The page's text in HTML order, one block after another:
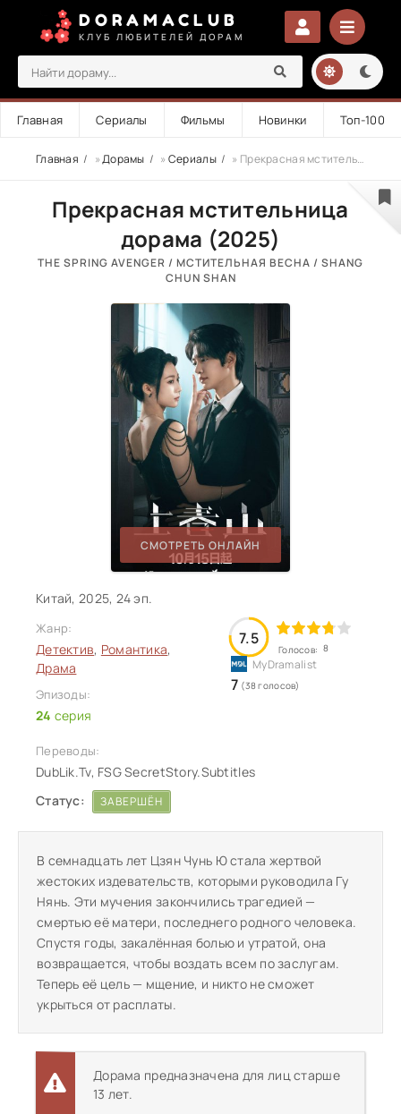
DORAMACLUB
КЛУБ ЛЮБИТЕЛЕЙ ДОРАМ
Главная Сериалы Фильмы Новинки Топ-100
Главная »Дорамы » Сериалы » Прекрасная мстительница
Прекрасная мстительница
дорама (2025)
THE SPRING AVENGER / МСТИТЕЛЬНАЯ ВЕСНА / SHANG
CHUN SHAN
СМОТРЕТЬ ОНЛАЙН
Китай, 2025, 24 эп.
Жанр:
Детектив, Романтика,
Драма
Эпизоды:
24 серия
7.5
Голосов: 8
7 (38 голосов)
Переводы:
DubLik.Tv, FSG SecretStory.Subtitles
Статус:
ЗАВЕРШЁН
В семнадцать лет Цзян Чунь Ю стала жертвой
жестоких издевательств, которыми руководила Гу
Нянь. Эти мучения закончились трагедией —
смертью её матери, последнего родного человека.
Спустя годы, закалённая болью и утратой, она
возвращается, чтобы воздать всем по заслугам.
Теперь её цель — мщение, и никто не сможет
укрыться от расплаты.
Дорама предназначена для лиц старше
13 лет.